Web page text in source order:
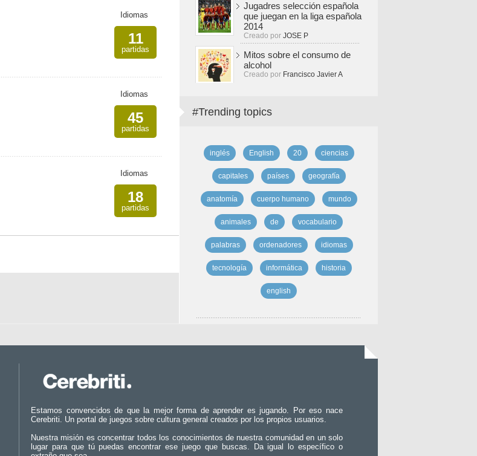
Idiomas
11
partidas
Idiomas
45
partidas
Idiomas
18
partidas
Jugadres selección española
que juegan en la liga española
2014
Creado por JOSE P
Mitos sobre el consumo de
alcohol
Creado por Francisco Javier A
#Trending topics
inglés English 20 ciencias
capitales países geografía
anatomía cuerpo humano mundo
animales de vocabulario
palabras ordenadores idiomas
tecnología informática historia
english
Estamos convencidos de que la mejor forma de aprender es jugando. Por eso nace
Cerebriti. Un portal de juegos sobre cultura general creados por los propios usuarios.
Nuestra misión es concentrar todos los conocimientos de nuestra comunidad en un solo
lugar para que tú puedas encontrar ese juego que buscas. Da igual lo específico o